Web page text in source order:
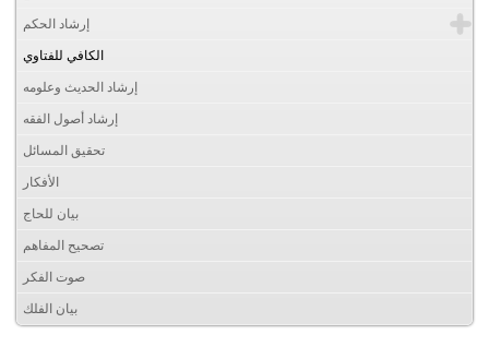
إرشاد الحكم
الكافي للفتاوي
إرشاد الحديث وعلومه
إرشاد أصول الفقه
تحقيق المسائل
الأفكار
بيان للحاج
تصحيح المفاهم
صوت الفكر
بيان الفلك